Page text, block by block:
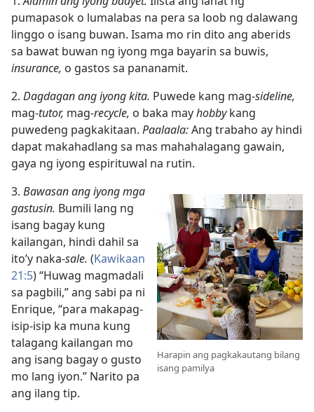
pumapasok o lumalabas na pera sa loob ng dalawang
linggo o isang buwan. Isama mo rin dito ang aberids
sa bawat buwan ng iyong mga bayarin sa buwis,
insurance, o gastos sa pananamit.
2. Dagdagan ang iyong kita. Puwede kang mag-sideline,
mag-tutor, mag-recycle, o baka mayhobbykang
puwedeng pagkakitaan. Paalaala:Ang trabaho ay hindi
dapat makahadlang sa mas mahahalagang gawain,
gaya ng iyong espirituwal na rutin.
Harapin ang pagkakautang bilang
isang pamilya
3. Bawasan ang iyong mga
gastusin. Bumili lang ng
isang bagay kung
kailangan, hindi dahil sa
ito’y naka-sale. (Kawikaan
21:5) “Huwag magmadali
sa pagbili,” ang sabi pa ni
Enrique, “para makapag-
isip-isip ka muna kung
talagang kailangan mo
ang isang bagay o gusto
mo lang iyon.” Narito pa
ang ilang tip.